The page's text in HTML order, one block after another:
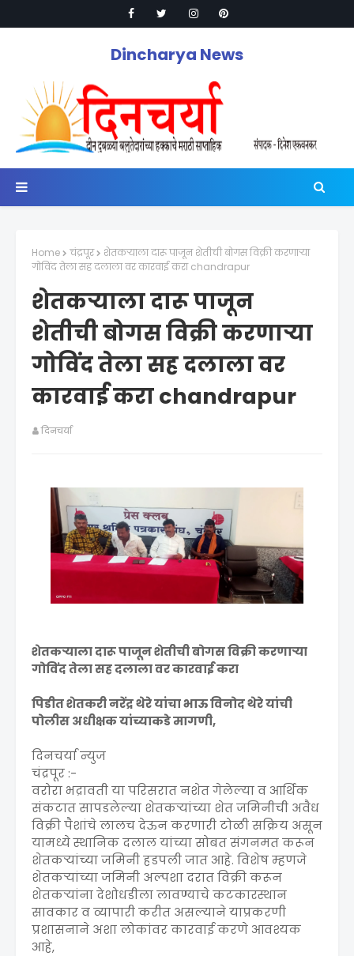
Dincharya News
Home चंद्रपूर
शेतकऱ्याला दारू पाजून शेतीची बोगस विक्री करणाऱ्या
गोविंद तेला सह दलाला वर कारवाई करा chandrapur
शेतकऱ्याला दारू पाजून
शेतीची बोगस विक्री करणाऱ्या
गोविंद तेला सह दलाला वर
कारवाई करा chandrapur
दिनचर्या
शेतकऱ्याला दारू पाजून शेतीची बोगस विक्री करणाऱ्या
गोविंद तेला सह दलाला वर कारवाई करा
पिडीत शेतकरी नरेंद्र थेरे यांचा भाऊ विनोद थेरे यांची
पोलीस अधीक्षक यांच्याकडे मागणी,
दिनचर्या न्युज
चंद्रपूर :-
वरोरा भद्रावती या परिसरात नशेत गेलेल्या व आर्थिक
संकटात सापडलेल्या शेतकऱ्यांच्या शेत जमिनीची अवैध
विक्री पैशांचे लालच देऊन करणारी टोळी सक्रिय असून
यामध्ये स्थानिक दलाल यांच्या सोबत संगनमत करून
शेतकऱ्यांच्या जमिनी हडपली जात आहे. विशेष म्हणजे
शेतकऱ्यांच्या जमिनी अल्पशा दरात विक्री करून
शेतकऱ्यांना देशोधडीला लावण्याचे कटकारस्थान
सावकार व व्यापारी करीत असल्याने याप्रकरणी
प्रशासनाने अशा लोकांवर कारवाई करणे आवश्यक
आहे,